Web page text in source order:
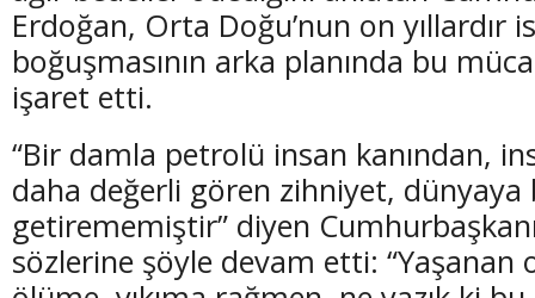
Erdoğan, Orta Doğu’nun on yıllardır
boğuşmasının arka planında bu
işaret etti.
“Bir damla petrolü insan kanından,
daha değerli gören zihniyet, dünyaya
getirememiştir” diyen
sözlerine şöyle devam etti: “Yaşanan